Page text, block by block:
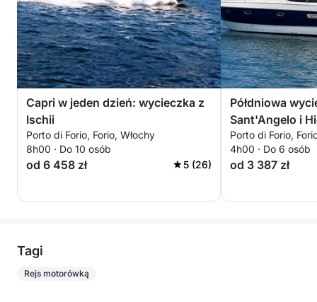
Capri w jeden dzień: wycieczka z
Ischii
Porto di Forio, Forio, Włochy
8h00 · Do 10 osób
od 6 458 zł 5 (26)
Półdniowa
Sant'Angelo i
Porto di Forio,
4h00 · Do 6 osób
od 3 387 zł
Tagi
Rejs motorówką